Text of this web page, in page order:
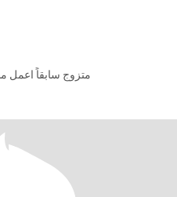
متزوج سابقاً